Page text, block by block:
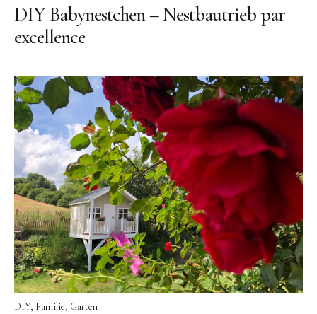
DIY Babynestchen – Nestbautrieb par
excellence
DIY Familie Garten